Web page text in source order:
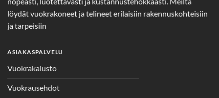
löydät vuokrakoneet ja telineet erilaisiin rakennuskohteisiin
ja tarpeisiin
ASIAKASPALVELU
Vuokrakalusto
Vuokrausehdot